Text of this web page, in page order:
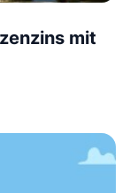
mit